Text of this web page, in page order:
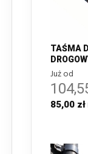
TAŚMA
Już od
85,00 zł